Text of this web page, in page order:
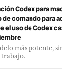
Codex para
comando para
el uso de Codex
más potente,
trabajo.